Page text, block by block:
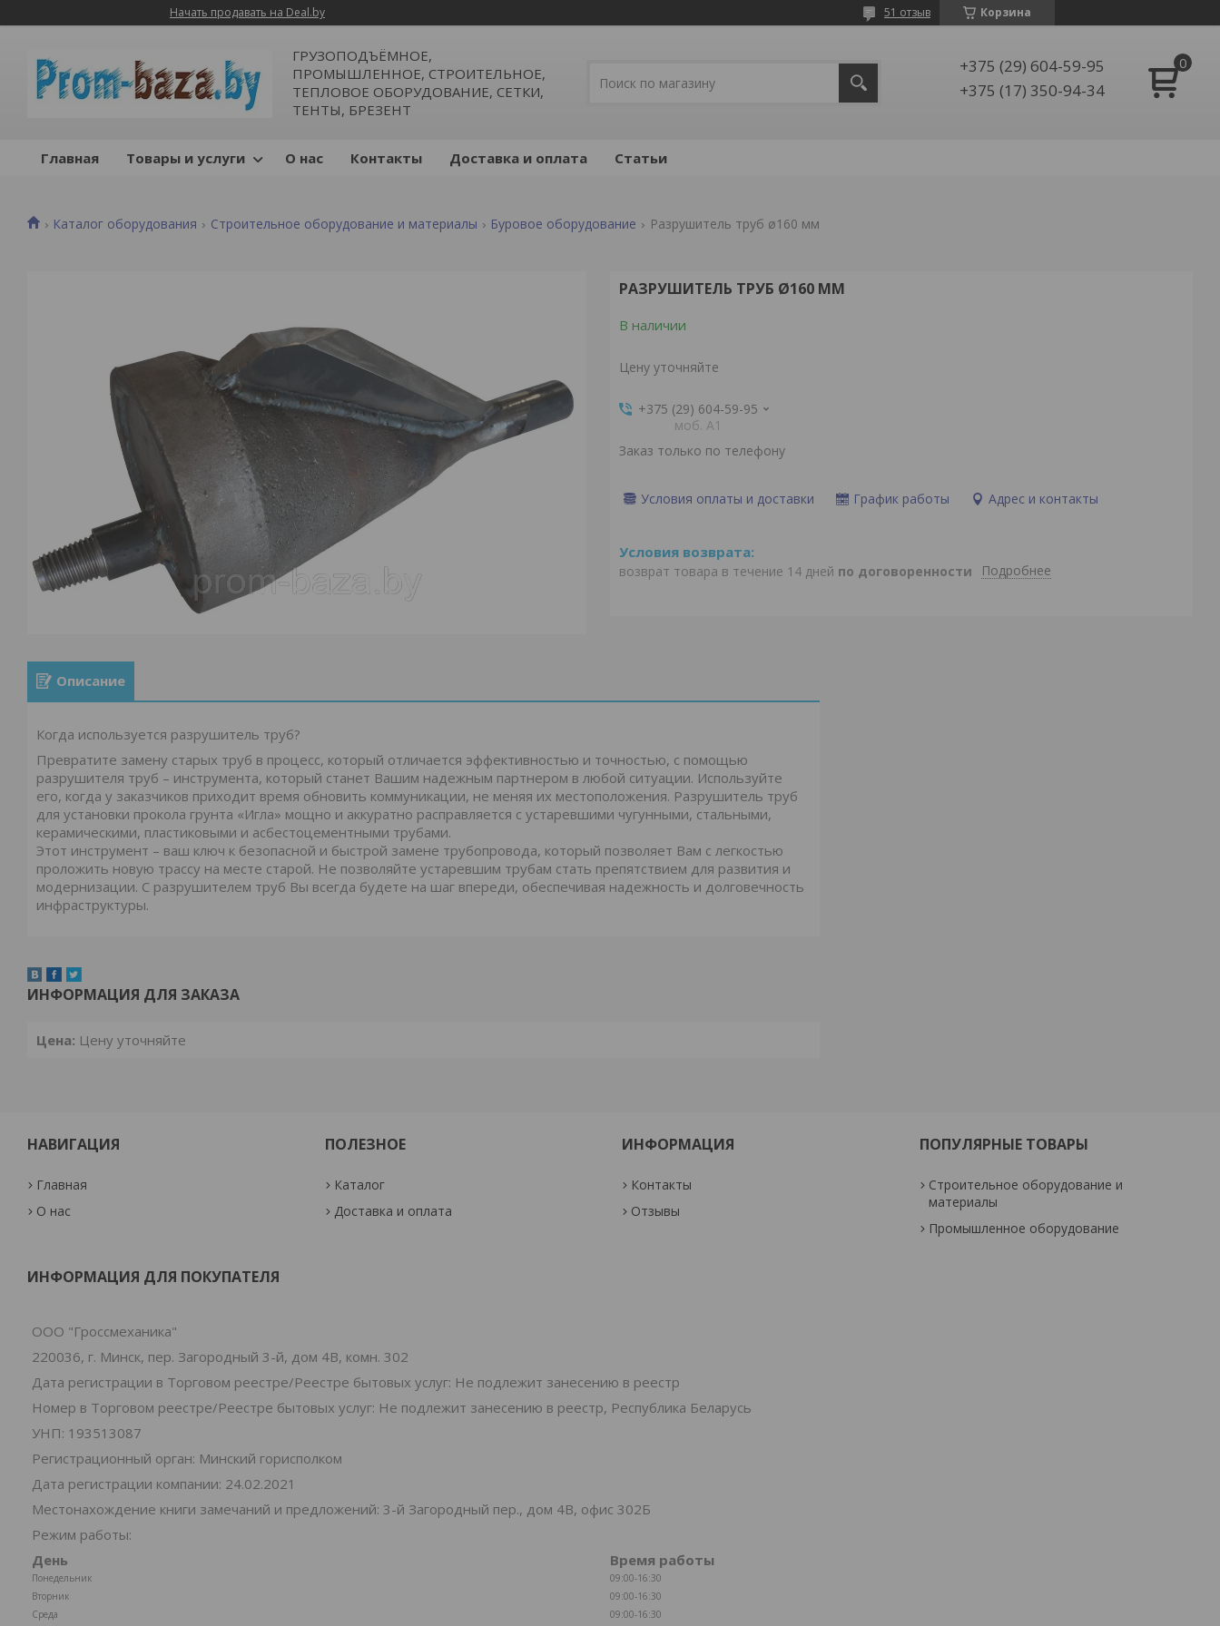
Начать продавать на Deal.by Корзина
51 отзыв
ГРУЗОПОДЪЁМНОЕ,
ПРОМЫШЛЕННОЕ, СТРОИТЕЛЬНОЕ,
ТЕПЛОВОЕ ОБОРУДОВАНИЕ, СЕТКИ,
ТЕНТЫ, БРЕЗЕНТ
+375 (29) 604-59-95
+375 (17) 350-94-34
Главная Товары и услуги О нас Контакты Доставка и оплата Статьи
Каталог оборудования Строительное оборудование и материалы Буровое оборудование Разрушитель труб ø160 мм
РАЗРУШИТЕЛЬ ТРУБ Ø160 ММ
В наличии
Цену уточняйте
+375 (29) 604-59-95
моб. A1
Заказ только по телефону
Условия оплаты и доставки График работы Адрес и контакты
возврат товара в течение 14 дней по договоренности Подробнее
Описание
Когда используется разрушитель труб?
Превратите замену старых труб в процесс, который отличается эффективностью и точностью, с помощью
разрушителя труб – инструмента, который станет Вашим надежным партнером в любой ситуации. Используйте
его, когда у заказчиков приходит время обновить коммуникации, не меняя их местоположения. Разрушитель труб
для установки прокола грунта «Игла» мощно и аккуратно расправляется с устаревшими чугунными, стальными,
керамическими, пластиковыми и асбестоцементными трубами.
Этот инструмент – ваш ключ к безопасной и быстрой замене трубопровода, который позволяет Вам с легкостью
проложить новую трассу на месте старой. Не позволяйте устаревшим трубам стать препятствием для развития и
модернизации. С разрушителем труб Вы всегда будете на шаг впереди, обеспечивая надежность и долговечность
инфраструктуры.
ИНФОРМАЦИЯ ДЛЯ ЗАКАЗА
Цена: Цену уточняйте
НАВИГАЦИЯ
Главная
О нас
ПОЛЕЗНОЕ
Каталог
Доставка и оплата
ИНФОРМАЦИЯ
Контакты
Отзывы
ПОПУЛЯРНЫЕ ТОВАРЫ
Строительное оборудование и
материалы
Промышленное оборудование
ИНФОРМАЦИЯ ДЛЯ ПОКУПАТЕЛЯ
ООО "Гроссмеханика"
220036, г. Минск, пер. Загородный 3-й, дом 4В, комн. 302
Дата регистрации в Торговом реестре/Реестре бытовых услуг: Не подлежит занесению в реестр
Номер в Торговом реестре/Реестре бытовых услуг: Не подлежит занесению в реестр, Республика Беларусь
УНП: 193513087
Регистрационный орган: Минский горисполком
Дата регистрации компании: 24.02.2021
Местонахождение книги замечаний и предложений: 3-й Загородный пер., дом 4В, офис 302Б
Режим работы:
День
Время работы
Понедельник
09:00-16:30
Вторник
09:00-16:30
Среда
09:00-16:30